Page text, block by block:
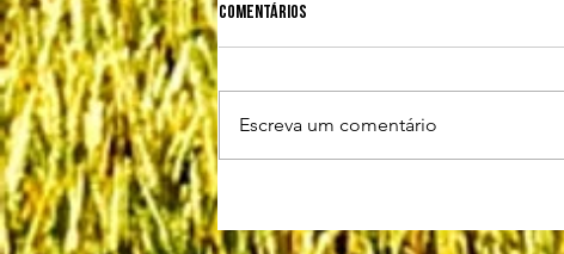
LEISHMANIOSE VISCERAL CANINA
Comentários
Escreva um comentário